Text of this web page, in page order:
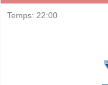
Temps: 22:00